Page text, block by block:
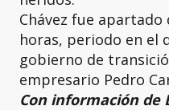
Chávez fue
horas, periodo en el
gobierno de
empresario Pedro
Con información de